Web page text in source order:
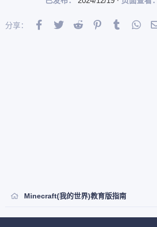
分享： Facebook
Twitter Reddit PinterestTumblr
Minecraft(我的世界)教育版指南